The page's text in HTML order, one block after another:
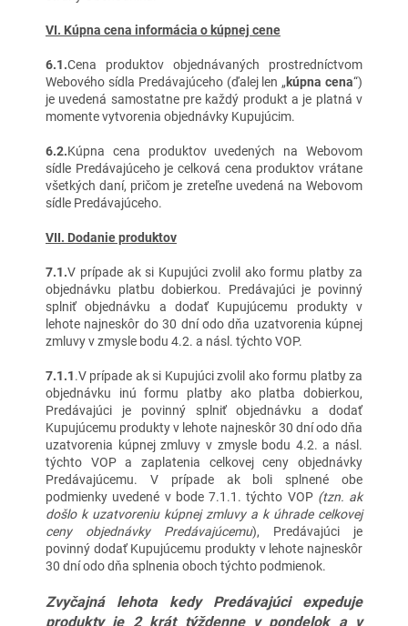
VI. Kúpna cena informácia o kúpnej cene
6.1.Cena produktov objednávaných prostredníctvom
Webového sídla Predávajúceho (ďalej len „kúpna cena“)
je uvedená samostatne pre každý produkt a je platná v
momente vytvorenia objednávky Kupujúcim.
6.2.Kúpna cena produktov uvedených na Webovom
sídle Predávajúceho je celková cena produktov vrátane
všetkých daní, pričom je zreteľne uvedená na Webovom
sídle Predávajúceho.
VII. Dodanie produktov
7.1.V prípade ak si Kupujúci zvolil ako formu platby za
objednávku platbu dobierkou. Predávajúci je povinný
splniť objednávku a dodať Kupujúcemu produkty v
lehote najneskôr do 30 dní odo dňa uzatvorenia kúpnej
zmluvy v zmysle bodu 4.2. a násl. týchto VOP.
7.1.1.V prípade ak si Kupujúci zvolil ako formu platby za
objednávku inú formu platby ako platba dobierkou,
Predávajúci je povinný splniť objednávku a dodať
Kupujúcemu produkty v lehote najneskôr 30 dní odo dňa
uzatvorenia kúpnej zmluvy v zmysle bodu 4.2. a násl.
týchto VOP a zaplatenia celkovej ceny objednávky
Predávajúcemu. V prípade ak boli splnené obe
podmienky uvedené v bode 7.1.1. týchto VOP (tzn. ak
došlo k uzatvoreniu kúpnej zmluvy a k úhrade celkovej
ceny objednávky Predávajúcemu), Predávajúci je
povinný dodať Kupujúcemu produkty v lehote najneskôr
30 dní odo dňa splnenia oboch týchto podmienok.
Zvyčajná lehota kedy Predávajúci expeduje
produkty je 2 krát týždenne v pondelok a v